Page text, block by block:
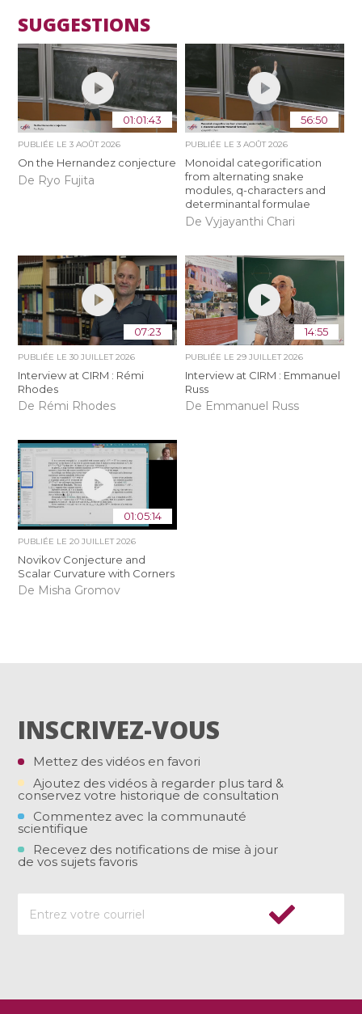
SUGGESTIONS
01:01:43
PUBLIÉE LE3 AOÛT 2026
On the Hernandez conjecture
De Ryo Fujita
56:50
PUBLIÉE LE 3 AOÛT 2026
Monoidal categorification
from alternating snake
modules, q-characters and
determinantal formulae
De Vyjayanthi Chari
07:23
PUBLIÉE LE30 JUILLET 2026
Interview at CIRM : Rémi
Rhodes
De Rémi Rhodes
14:55
PUBLIÉE LE 29 JUILLET 2026
Interview at CIRM : Emmanuel
Russ
De Emmanuel Russ
01:05:14
PUBLIÉE LE20 JUILLET 2026
Novikov Conjecture and
Scalar Curvature with Corners
De Misha Gromov
INSCRIVEZ-VOUS
Mettez des vidéos en favori
Ajoutez des vidéos à regarder plus tard &
conservez votre historique de consultation
Commentez avec la communauté
scientifique
Recevez des notifications de mise à jour
de vos sujets favoris